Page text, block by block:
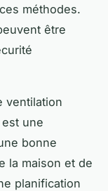
méthodes.
être
ventilation
une
bonne
la maison et de
planification